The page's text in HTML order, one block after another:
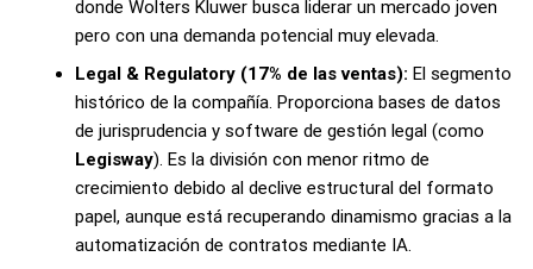
donde Wolters Kluwer busca liderar un mercado joven
pero con una demanda potencial muy elevada.
Legal & Regulatory (17% de las ventas): El segmento
histórico de la compañía. Proporciona bases de datos
de jurisprudencia y software de gestión legal (como
Legisway). Es la división con menor ritmo de
crecimiento debido al declive estructural del formato
papel, aunque está recuperando dinamismo gracias a la
automatización de contratos mediante IA.